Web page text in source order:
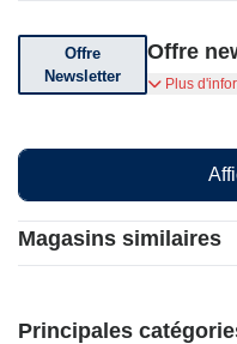
Magasins similaires
IHG
Principales
Offre
Newsletter
Offre
Abonnez-
Plus